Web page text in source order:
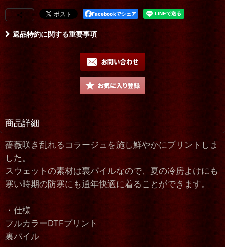
Facebookでシェア
返品特約に関する重要事項
商品詳細
薔薇咲き乱れるコラージュを施し鮮やかにプリントしま
した。
スウェットの素材は裏パイルなので、夏の冷房よけにも
寒い時期の防寒にも通年快適に着ることができます。
・仕様
フルカラーDTFプリント
裏パイル